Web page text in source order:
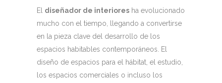
El diseñador de interiores ha evolucionado
mucho con el tiempo, llegando a convertirse
en la pieza clave del desarrollo de los
espacios habitables contemporáneos. El
diseño de espacios para el hábitat, el estudio,
los espacios comerciales o incluso los